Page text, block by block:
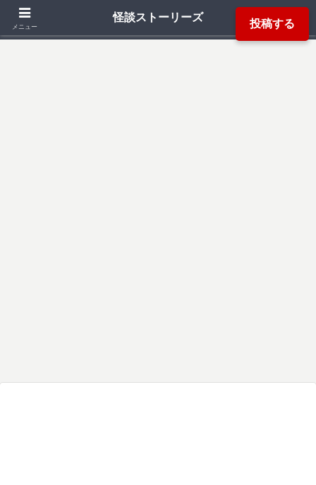
投稿する
「死ぬ程洒落にならない怖い話」「本当にあった怖い話」「都市伝説」などか
メニュー
怪談ストーリーズ
検索